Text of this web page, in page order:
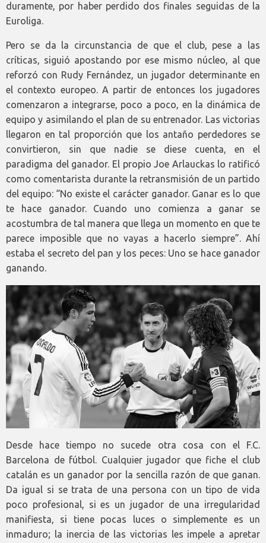
duramente, por haber perdido dos finales seguidas de la
Euroliga.
Pero se da la circunstancia de que el club, pese a las
críticas, siguió apostando por ese mismo núcleo, al que
reforzó con Rudy Fernández, un jugador determinante en
el contexto europeo. A partir de entonces los jugadores
comenzaron a integrarse, poco a poco, en la dinámica de
equipo y asimilando el plan de su entrenador. Las victorias
llegaron en tal proporción que los antaño perdedores se
convirtieron, sin que nadie se diese cuenta, en el
paradigma del ganador. El propio Joe Arlauckas lo ratificó
como comentarista durante la retransmisión de un partido
del equipo: “No existe el carácter ganador. Ganar es lo que
te hace ganador. Cuando uno comienza a ganar se
acostumbra de tal manera que llega un momento en que te
parece imposible que no vayas a hacerlo siempre”. Ahí
estaba el secreto del pan y los peces: Uno se hace ganador
ganando.
Desde hace tiempo no sucede otra cosa con el F.C.
Barcelona de fútbol. Cualquier jugador que fiche el club
catalán es un ganador por la sencilla razón de que ganan.
Da igual si se trata de una persona con un tipo de vida
poco profesional, si es un jugador de una irregularidad
manifiesta, si tiene pocas luces o simplemente es un
inmaduro; la inercia de las victorias les impele a apretar